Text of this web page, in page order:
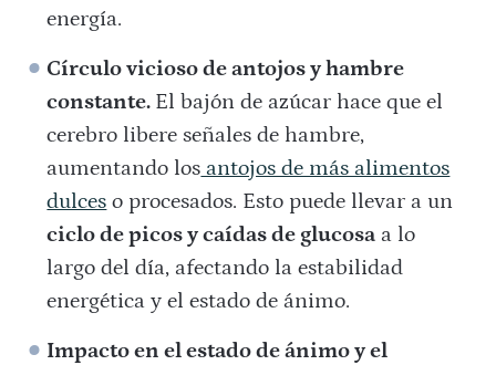
energía.
Círculo vicioso de antojos y hambre
constante. El bajón de azúcar hace que el
cerebro libere señales de hambre,
aumentando los antojos de más alimentos
dulces o procesados. Esto puede llevar a un
ciclo de picos y caídas de glucosa a lo
largo del día, afectando la estabilidad
energética y el estado de ánimo.
Impacto en el estado de ánimo y el